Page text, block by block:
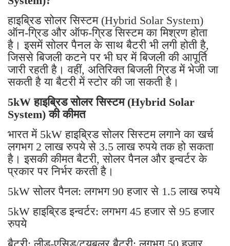
हाइब्रिड सोलर सिस्टम (Hybrid Solar System)
ऑन-ग्रिड और ऑफ-ग्रिड सिस्टम का मिश्रण होता
है। इसमें सोलर पैनल के साथ बैटरी भी लगी होती है,
जिससे बिजली कटने पर भी घर में बिजली की आपूर्ति
जारी रहती है। वहीं, अतिरिक्त बिजली ग्रिड में भेजी जा
सकती है या बैटरी में स्टोर की जा सकती है।
5kW हाइब्रिड सोलर सिस्टम (Hybrid Solar
System) की कीमत
भारत में 5kW हाइब्रिड सोलर सिस्टम लगाने का खर्च
लगभग 2 लाख रुपये से 3.5 लाख रुपये तक हो सकता
है। इसकी कीमत बैटरी, सोलर पैनल और इन्वर्टर के
प्रकार पर निर्भर करती है।
5kW सोलर पैनल: लगभग 90 हजार से 1.5 लाख रुपये
5kW हाइब्रिड इन्वर्टर: लगभग 45 हजार से 95 हजार
रुपये